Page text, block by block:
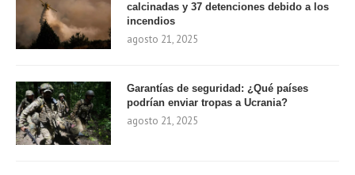
calcinadas y 37 detenciones debido a los
incendios
agosto 21, 2025
Garantías de seguridad: ¿Qué países
podrían enviar tropas a Ucrania?
agosto 21, 2025